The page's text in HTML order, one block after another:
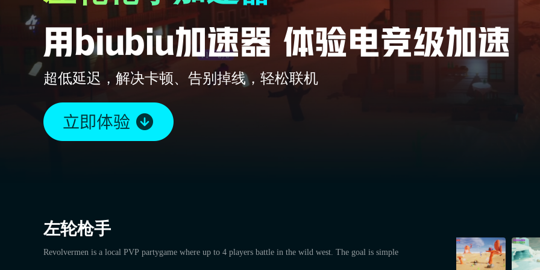
超低延迟，解决卡顿、告别掉线，轻松联机
左轮枪手
Revolvermen is a local PVP partygame where up to 4 players battle in the wild west. The goal is simple